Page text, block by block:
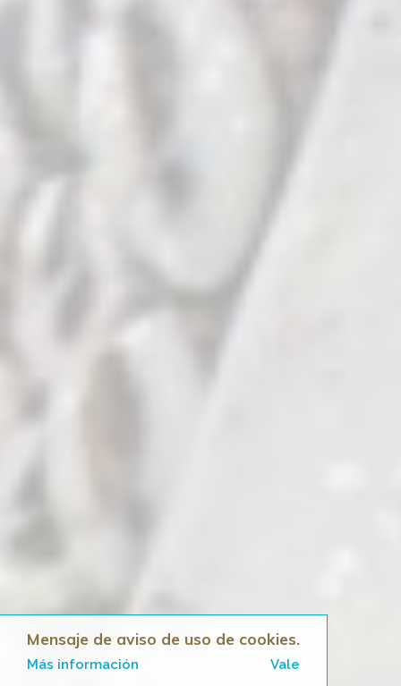
Mensaje de aviso de uso de cookies.
Vale
Más información